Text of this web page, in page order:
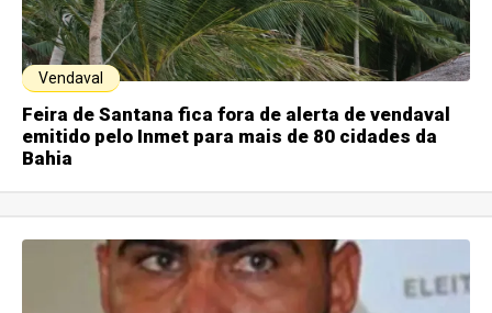
Vendaval
Feira de Santana fica fora de alerta de vendaval
emitido pelo Inmet para mais de 80 cidades da
Bahia